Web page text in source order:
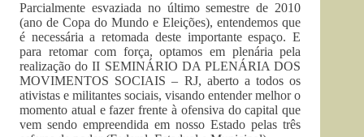
Parcialmente esvaziada no último semestre de 2010
(ano de Copa do Mundo e Eleições), entendemos que
é necessária a retomada deste importante espaço. E
para retomar com força, optamos em plenária pela
realização do II SEMINÁRIO DA PLENÁRIA DOS
MOVIMENTOS SOCIAIS – RJ, aberto a todos os
ativistas e militantes sociais, visando entender melhor o
momento atual e fazer frente à ofensiva do capital que
vem sendo empreendida em nosso Estado pelas três